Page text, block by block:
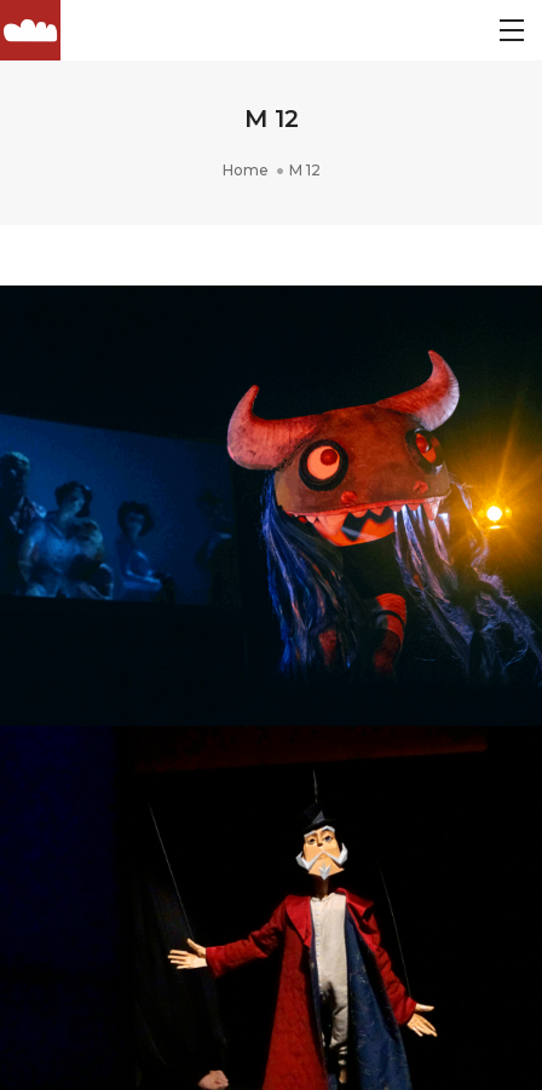
M 12
Home M 12
ISTO ACONTECEU DE REPENTE. DISTORÇÃO